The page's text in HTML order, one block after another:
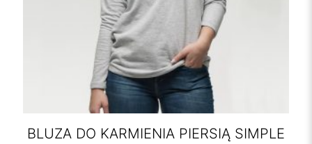
BLUZA DO KARMIENIA PIERSIĄ SIMPLE